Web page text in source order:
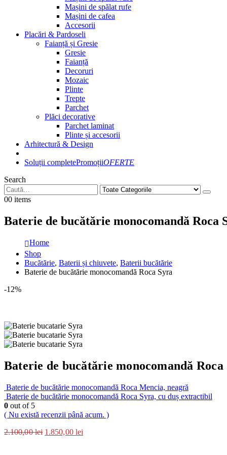
Mașini de spălat rufe
Mașini de cafea
Accesorii
Placări & Pardoseli
Faianță și Gresie
Gresie
Faianță
Decoruri
Mozaic
Plinte
Trepte
Parchet
Plăci decorative
Parchet laminat
Plinte și accesorii
Arhitectură & Design
Soluții completePromoțiiOFERTE
Search
00 items
Baterie de bucătărie monocomandă Roca
Home
Shop
Bucătărie, Baterii și chiuvete, Baterii bucătărie
Baterie de bucătărie monocomandă Roca Syra
-12%
Baterie de bucătărie monocomandă Roca
Baterie de bucătărie monocomandă Roca Mencia, neagră
Baterie de bucătărie monocomandă Roca Syra, cu duș extractibil
0 out of 5
( Nu există recenzii până acum. )
2.100,00lei 1.850,00 lei